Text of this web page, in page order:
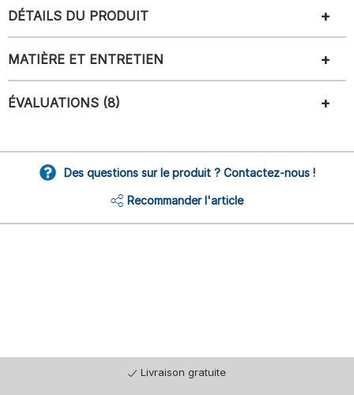
DÉTAILS DU PRODUIT
MATIÈRE ET ENTRETIEN
ÉVALUATIONS (8)
Des questions sur le produit ? Contactez-nous !
Recommander l'article
Livraison gratuite